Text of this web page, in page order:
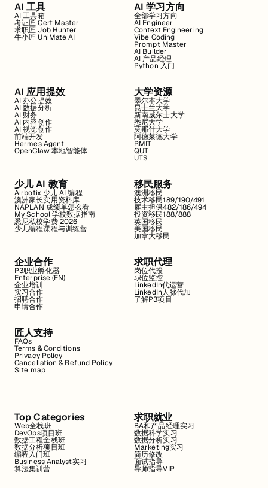
AI 工具
AI 工具箱
考证匠 Cert Master
求职匠 Job Hunter
牛小匠 UniMate AI
AI 学习方向
全部学习方向
AI Engineer
Context Engineering
Vibe Coding
Prompt Master
AI Builder
AI 产品经理
Python 入门
AI 应用提效
AI 办公提效
AI 数据分析
AI 财务
AI 内容创作
AI 视觉创作
前端开发
Hermes Agent
OpenClaw 本地智能体
大学资源
墨尔本大学
昆士兰大学
新南威尔士大学
悉尼大学
莫那什大学
阿德莱德大学
RMIT
QUT
UTS
少儿 AI 教育
Airbotix 少儿 AI 编程
澳洲家长实用资料库
NAPLAN 成绩单怎么看
My School 学校数据指南
悉尼私校学费 2026
少儿编程课程与训练营
移民服务
澳洲移民
技术移民189/190/491
雇主担保482/186/494
投资移民188/888
英国移民
美国移民
加拿大移民
企业合作
P3职业孵化器
Enterprise (EN)
企业培训
实习合作
招聘合作
申请合作
求职代理
岗位代投
职位监控
LinkedIn代运营
LinkedIn人脉代加
了解P3项目
匠人支持
FAQs
Terms & Conditions
Privacy Policy
Cancellation & Refund Policy
Site map
Top Categories
Web全栈班
DevOps项目班
数据工程全栈班
数据分析项目班
编程入门班
Business Analyst实习
算法集训营
求职就业
BA和产品经理实习
数据科学实习
数据分析实习
Marketing实习
简历修改
面试指导
导师指导VIP